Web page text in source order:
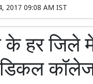
2017 09:08 AM IST
के हर जिले